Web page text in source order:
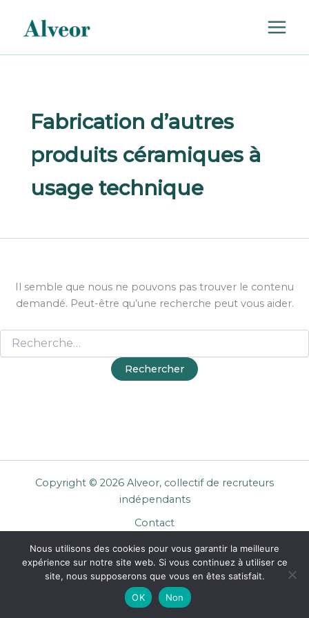
contenu
Fabrication d’autres
produits céramiques à
usage technique
Il semble que nous ne pouvons pas trouver le contenu
demandé. Peut-être qu’une recherche peut vous aider.
Copyright © 2026 Alveor, collectif de recruteurs
indépendants
Contact
Mentions légales
Confidentialité
CGU Entreprises
Nous utilisons des cookies pour vous garantir la meilleure
expérience sur notre site web. Si vous continuez à utiliser ce
site, nous supposerons que vous en êtes satisfait.
OK
Non